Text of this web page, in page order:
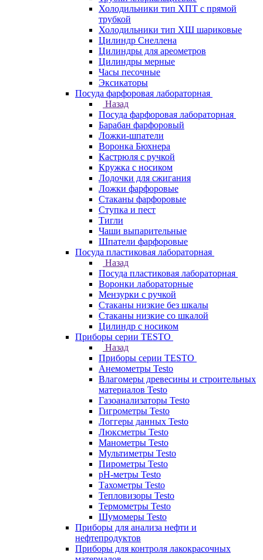
Холодильники тип ХПТ с прямой
трубкой
Холодильники тип ХШ шариковые
Цилиндр Снеллена
Цилиндры для ареометров
Цилиндры мерные
Часы песочные
Эксикаторы
Посуда фарфоровая лабораторная
Назад
Посуда фарфоровая лабораторная
Барабан фарфоровый
Ложки-шпатели
Воронка Бюхнера
Кастрюля с ручкой
Кружка с носиком
Лодочки для сжигания
Ложки фарфоровые
Стаканы фарфоровые
Ступка и пест
Тигли
Чаши выпарительные
Шпатели фарфоровые
Посуда пластиковая лабораторная
Назад
Посуда пластиковая лабораторная
Воронки лабораторные
Мензурки с ручкой
Стаканы низкие без шкалы
Стаканы низкие со шкалой
Цилиндр с носиком
Приборы серии TESTO
Назад
Приборы серии TESTO
Анемометры Testo
Влагомеры древесины и строительных
материалов Testo
Газоанализаторы Testo
Гигрометры Testo
Логгеры данных Testo
Люксметры Testo
Манометры Testo
Мультиметры Testo
Пирометры Testo
pH-метры Testo
Тахометры Testo
Тепловизоры Testo
Термометры Testo
Шумомеры Testo
Приборы для анализа нефти и
нефтепродуктов
Приборы для контроля лакокрасочных